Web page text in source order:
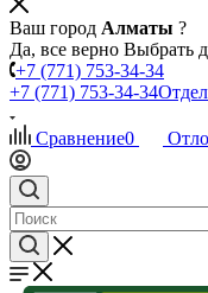
Ваш город Алматы ?
Да, все верно Выбрать
+7 (771) 753-34-34
+7 (771) 753-34-34
Сравнение0